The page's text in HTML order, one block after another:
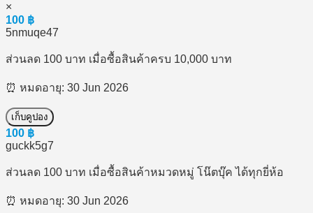
×
100 ฿
5nmuqe47
ส่วนลด 100 บาท เมื่อซื้อสินค้าครบ 10,000 บาท
⏰ หมดอายุ: 30 Jun 2026
เก็บคูปอง
100 ฿
guckk5g7
ส่วนลด 100 บาท เมื่อซื้อสินค้าหมวดหมู่ โน๊ตบุ๊ค ได้ทุกยี่ห้อ
⏰ หมดอายุ: 30 Jun 2026